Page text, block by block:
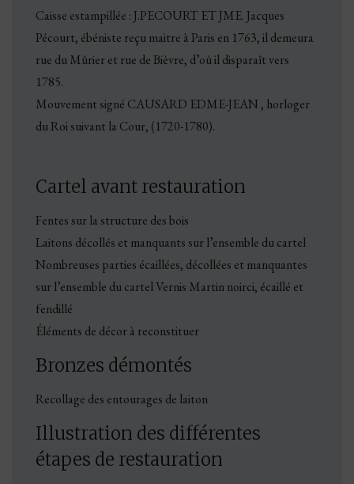
Caisse estampillée : J.PECOURT ET JME. Jacques
Pécourt, ébéniste reçu maitre à Paris en 1763, il demeura
rue du Mûrier et rue de Bièvre, d’où il disparaît vers
1785.
Mouvement signé CAUSARD EDME-JEAN , horloger
du Roi suivant la Cour, (1720-1780).
Cartel avant restauration
Fentes sur la structure des bois
Laitons décollés et manquants sur l’ensemble du cartel
Nombreuses parties écaillées, décollées et manquantes
sur l’ensemble du cartel Vernis Martin noirci, écaillé et
fendillé
Éléments de décor à reconstituer
Bronzes démontés
Recollage des entourages de laiton
Illustration des différentes
étapes de restauration